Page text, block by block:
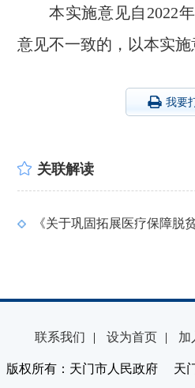
本实施意见自2022
意见不一致的，以本实施
我要
关联解读
联系我们 | 设为首页 | 加
版权所有：天门市人民政府 天